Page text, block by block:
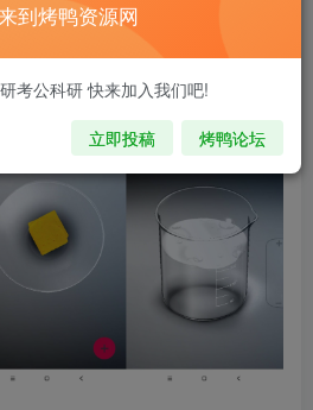
到烤鸭资源网
考公科研 快来加入我们吧!
立即投稿 烤鸭论坛